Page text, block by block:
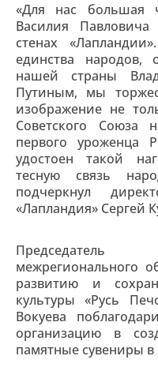
«Для нас большая
Василия
стенах
единства народов,
нашей страны
Путиным, мы
изображение не
Советского
первого уроженца
удостоен такой
тесную связь
подчеркнул
«Лапландия» Сергей
Председатель
межрегионального
развитию и
культуры «Русь
Вокуева
организацию в
памятные сувениры в